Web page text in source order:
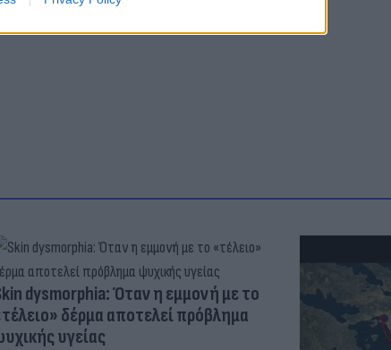
dysmorphia: Όταν η εμμονή με το
δέρμα αποτελεί πρόβλημα
υγείας